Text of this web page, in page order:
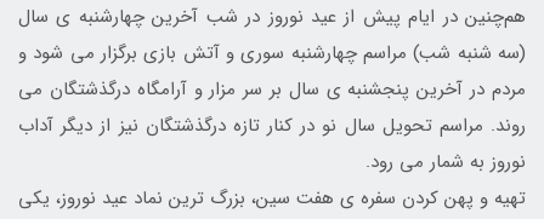
هم‌چنین در ایام پیش از عید نوروز در شب آخرین چهارشنبه ی سال
(سه شنبه شب) مراسم چهارشنبه سوری و آتش بازی برگزار می ‌شود و
مردم در آخرین پنجشنبه ی سال بر سر مزار و آرامگاه درگذشتگان می
‌روند. مراسم تحویل سال نو در کنار تازه درگذشتگان نیز از دیگر آداب
نوروز به شمار می ‌رود.
تهیه و پهن کردن سفره ی هفت سین، بزرگ ترین نماد عید نوروز، یکی